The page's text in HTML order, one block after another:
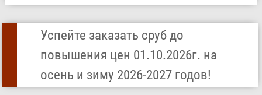
Успейте заказать сруб до
повышения цен 01.10.2026г. на
осень и зиму 2026-2027 годов!